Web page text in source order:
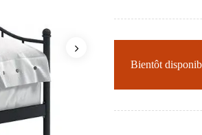
Bientôt